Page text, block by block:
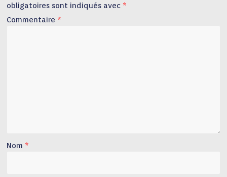
obligatoires sont indiqués avec *
Commentaire *
Nom *